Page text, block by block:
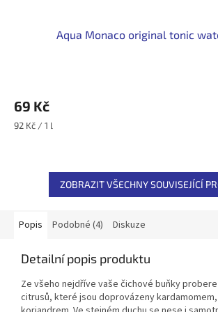
Aqua Monaco original tonic
69 Kč
Měrná
92 Kč / 1 l
ZOBRAZIT VŠECHNY SOUVISEJÍCÍ
Popis Podobné (4) Diskuze
Detailní popis produktu
Ze všeho nejdříve vaše čichové buňky
citrusů, které jsou doprovázeny